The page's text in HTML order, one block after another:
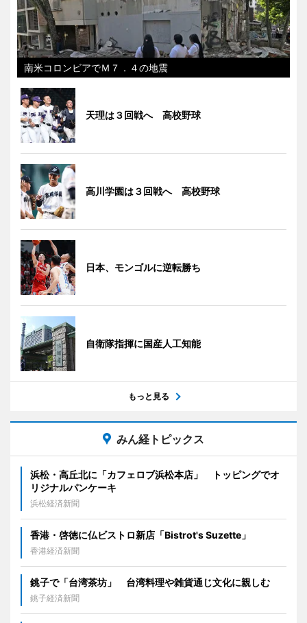
南米コロンビアでＭ７．４の地震
天理は３回戦へ 高校野球
高川学園は３回戦へ 高校野球
日本、モンゴルに逆転勝ち
自衛隊指揮に国産人工知能
もっと見る
みん経トピックス
浜松・高丘北に「カフェロブ浜松本店」 トッピングでオ
リジナルパンケーキ
浜松経済新聞
香港・啓徳に仏ビストロ新店「Bistrot's Suzette」
香港経済新聞
銚子で「台湾茶坊」 台湾料理や雑貨通じ文化に親しむ
銚子経済新聞